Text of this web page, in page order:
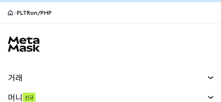
PLTRon/PHP
거래
머니 신규